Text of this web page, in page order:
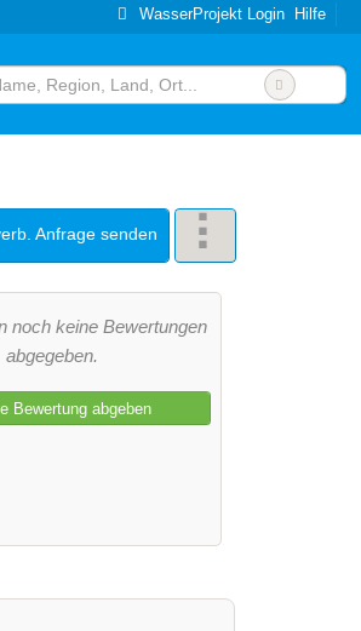
WasserProjekt Login Hilfe
Anfrage senden
noch keine Bewertungen
abgegeben.
Bewertung abgeben